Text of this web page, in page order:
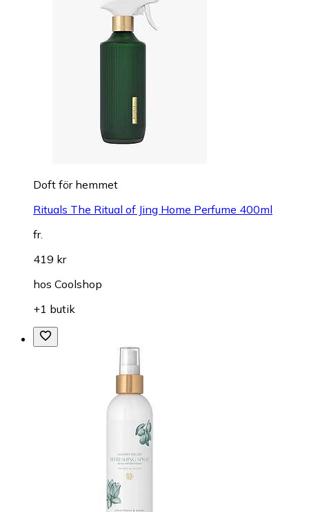
Doft för hemmet
Rituals The Ritual of Jing Home Perfume 400ml
fr.
419 kr
hos Coolshop
+1 butik